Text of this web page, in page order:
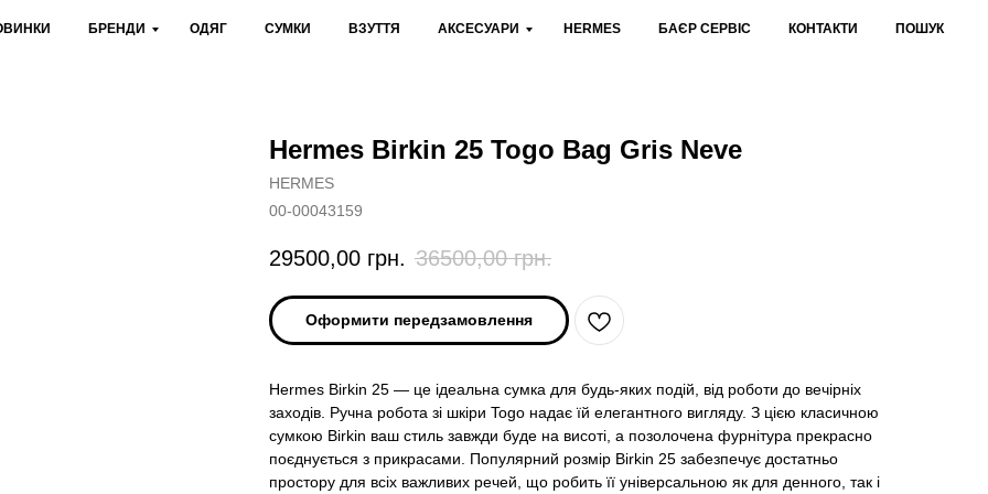
БРЕНДИ ОДЯГ СУМКИ ВЗУТТЯ АКСЕСУАРИ HERMES БАЄР СЕРВІС КОНТАКТИ ПОШУК
Hermes Birkin 25 Togo Bag Gris Neve
HERMES
00-00043159
29500,00 грн. 36500,00 грн.
Оформити передзамовлення
Hermes Birkin 25 — це ідеальна сумка для будь-яких подій, від роботи до вечірніх
заходів. Ручна робота зі шкіри Togo надає їй елегантного вигляду. З цією класичною
сумкою Birkin ваш стиль завжди буде на висоті, а позолочена фурнітура прекрасно
поєднується з прикрасами. Популярний розмір Birkin 25 забезпечує достатньо
простору для всіх важливих речей, що робить її універсальною як для денного, так і